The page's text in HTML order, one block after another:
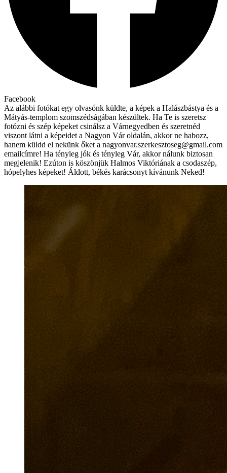
Facebook
Az alábbi fotókat egy olvasónk küldte, a képek a Halászbástya és a
Mátyás-templom szomszédságában készültek. Ha Te is szeretsz
fotózni és szép képeket csinálsz a Várnegyedben és szeretnéd
viszont látni a képeidet a Nagyon Vár oldalán, akkor ne habozz,
hanem küldd el nekünk őket a nagyonvar.szerkesztoseg@gmail.com
emailcímre! Ha tényleg jók és tényleg Vár, akkor nálunk biztosan
megjelenik! Ezúton is köszönjük Halmos Viktóriának a csodaszép,
hópelyhes képeket! Áldott, békés karácsonyt kívánunk Neked!